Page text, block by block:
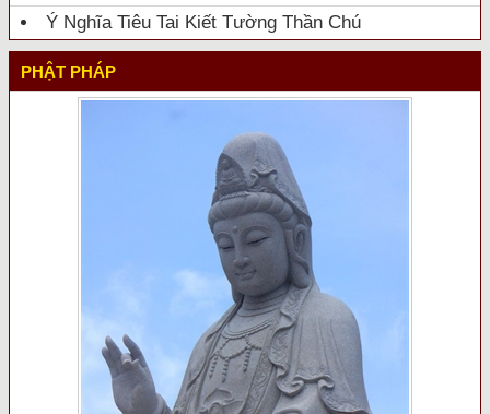
Ý Nghĩa Tiêu Tai Kiết Tường Thần Chú
PHẬT PHÁP